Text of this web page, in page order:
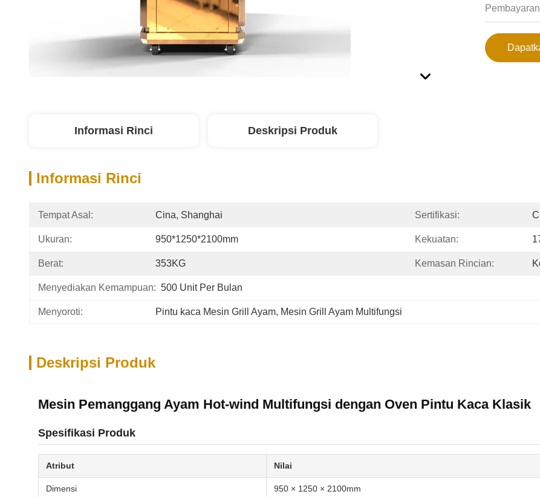
Informasi Rinci Deskripsi Produk
Informasi Rinci
Tempat Asal: Cina, Shanghai Sertifikasi:
Ukuran: 950*1250*2100mm Kekuatan:
Berat: 353KG Kemasan Rincian:
Menyediakan Kemampuan: 500 Unit Per Bulan
Menyoroti: Pintu kaca Mesin Grill Ayam, Mesin Grill Ayam Multifungsi
Deskripsi Produk
Mesin Pemanggang Ayam Hot-wind Multifungsi dengan Oven Pintu Kaca Klasik
Spesifikasi Produk
Atribut Nilai
Dimensi 950 × 1250 × 2100mm